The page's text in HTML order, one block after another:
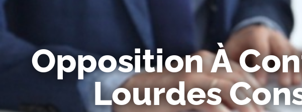
Opposition À
Lourdes